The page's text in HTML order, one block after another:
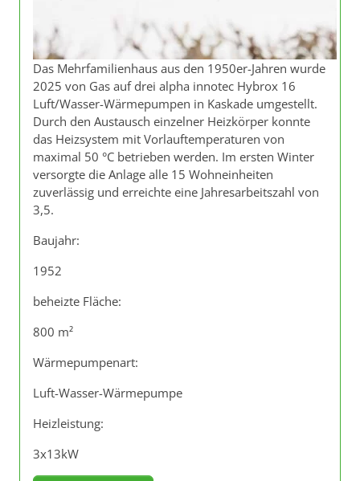
Das Mehrfamilienhaus aus den 1950er-Jahren wurde
2025 von Gas auf drei alpha innotec Hybrox 16
Luft/Wasser-Wärmepumpen in Kaskade umgestellt.
Durch den Austausch einzelner Heizkörper konnte
das Heizsystem mit Vorlauftemperaturen von
maximal 50 °C betrieben werden. Im ersten Winter
versorgte die Anlage alle 15 Wohneinheiten
zuverlässig und erreichte eine Jahresarbeitszahl von
3,5.
Baujahr:
1952
beheizte Fläche:
800 m²
Wärmepumpenart:
Luft-Wasser-Wärmepumpe
Heizleistung:
3x13kW